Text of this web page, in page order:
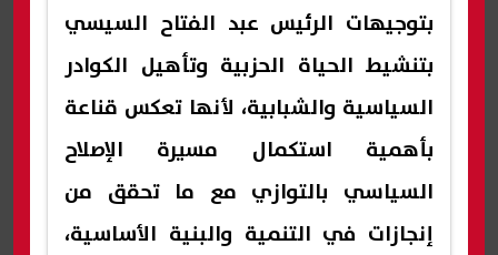
بتوجيهات الرئيس عبد الفتاح السيسي
بتنشيط الحياة الحزبية وتأهيل الكوادر
السياسية والشبابية، لأنها تعكس قناعة
بأهمية استكمال مسيرة الإصلاح
السياسي بالتوازي مع ما تحقق من
إنجازات في التنمية والبنية الأساسية،